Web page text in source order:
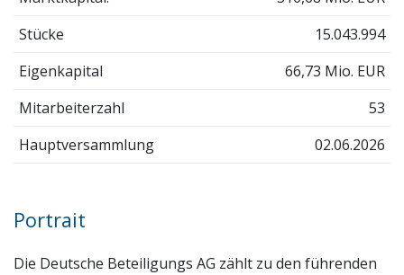
Stücke
15.043.994
Eigenkapital
66,73 Mio. EUR
Mitarbeiterzahl
53
Hauptversammlung
02.06.2026
Portrait
Die Deutsche Beteiligungs AG zählt zu den führenden